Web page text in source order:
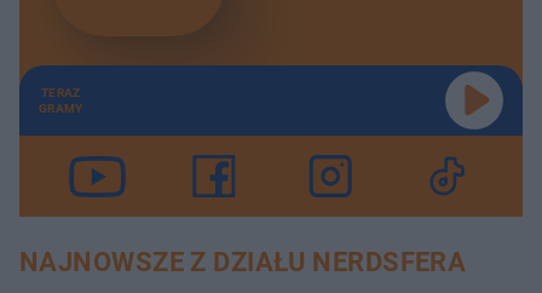
TERAZ
GRAMY
NAJNOWSZE Z DZIAŁU NERDSFERA